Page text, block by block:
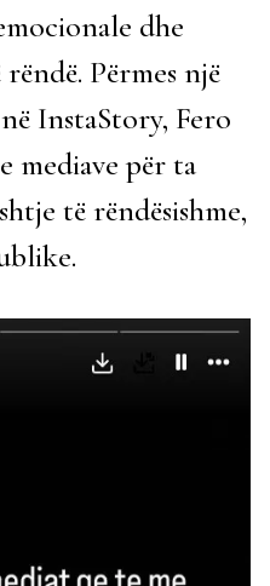
dhe
Përmes një
InstaStory, Fero
mediave për ta
të rëndësishme,